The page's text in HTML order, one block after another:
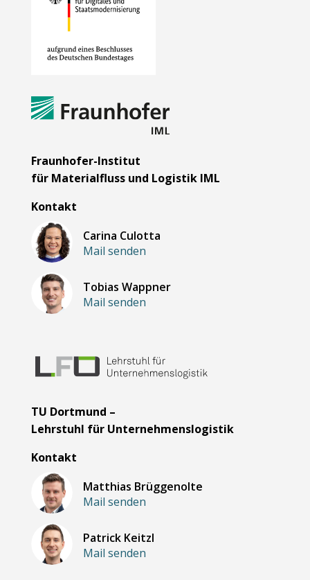
Fraunhofer-Institut
für Materialfluss und Logistik IML
Kontakt
Carina Culotta
Mail senden
Tobias Wappner
Mail senden
TU Dortmund –
Lehrstuhl für Unternehmenslogistik
Kontakt
Matthias Brüggenolte
Mail senden
Patrick Keitzl
Mail senden